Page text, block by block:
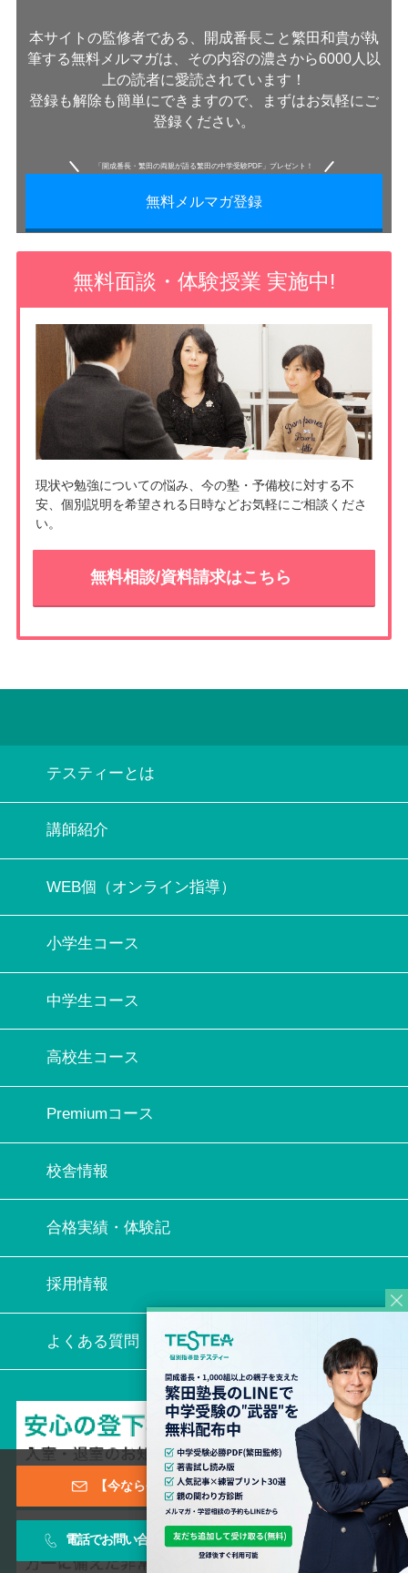
本サイトの監修者である、開成番長こと繁田和貴が執
筆する無料メルマガは、その内容の濃さから6000人以
上の読者に愛読されています！
登録も解除も簡単にできますので、まずはお気軽にご
登録ください。
「開成番長・繁田の両親が語る繁田の中学受験PDF」プレゼント！
無料メルマガ登録
無料面談・体験授業 実施中!
現状や勉強についての悩み、今の塾・予備校に対する不
安、個別説明を希望される日時などお気軽にご相談くださ
い。
無料相談/資料請求はこちら
【今なら登録特典あり！】メールマガジン
電話でお問い合わせ お問い合わせフォーム
テスティーとは
講師紹介
WEB個（オンライン指導）
小学生コース
中学生コース
高校生コース
Premiumコース
校舎情報
合格実績・体験記
採用情報
よくある質問